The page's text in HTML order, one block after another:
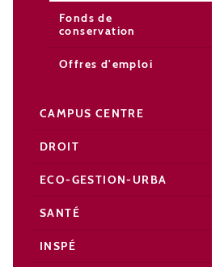
Fonds de
conservation
Offres d'emploi
CAMPUS CENTRE
DROIT
ECO-GESTION-URBA
SANTÉ
INSPÉ